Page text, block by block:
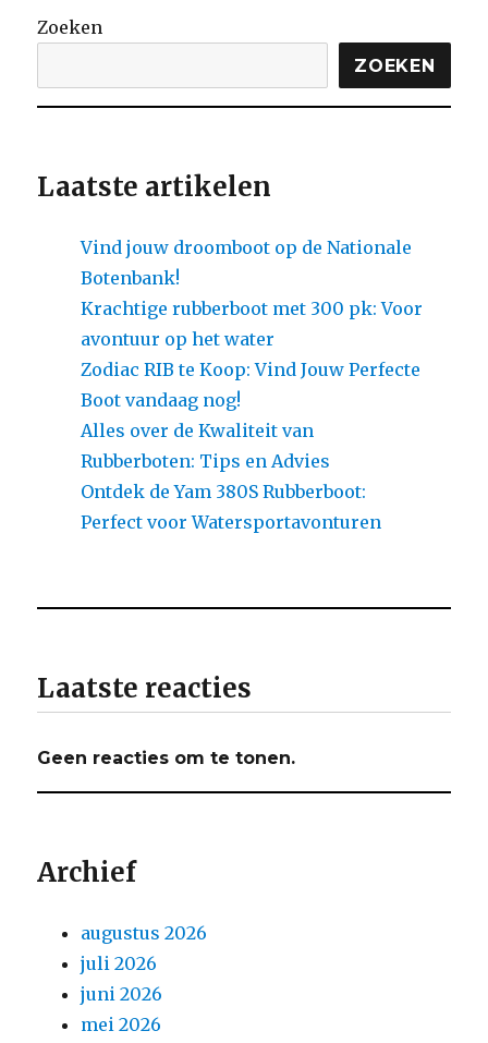
Zoeken
ZOEKEN
Laatste artikelen
Vind jouw droomboot op de Nationale
Botenbank!
Krachtige rubberboot met 300 pk: Voor
avontuur op het water
Zodiac RIB te Koop: Vind Jouw Perfecte
Boot vandaag nog!
Alles over de Kwaliteit van
Rubberboten: Tips en Advies
Ontdek de Yam 380S Rubberboot:
Perfect voor Watersportavonturen
Laatste reacties
Geen reacties om te tonen.
Archief
augustus 2026
juli 2026
juni 2026
mei 2026